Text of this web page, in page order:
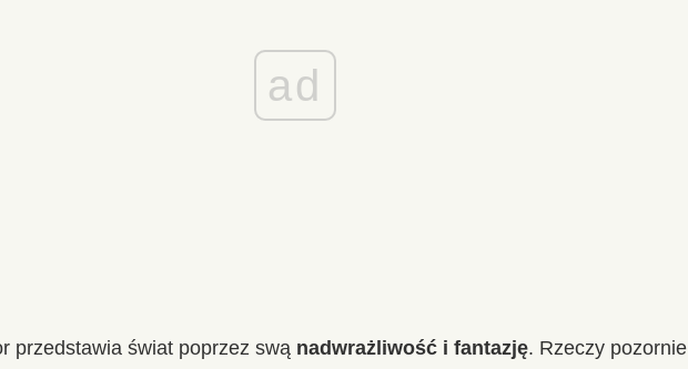
ad
przedstawia świat poprzez swą nadwrażliwość i fantazję. Rzeczy pozornie